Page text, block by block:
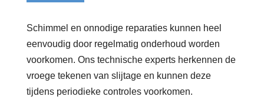
Schimmel en onnodige reparaties kunnen heel
eenvoudig door regelmatig onderhoud worden
voorkomen. Ons technische experts herkennen de
vroege tekenen van slijtage en kunnen deze
tijdens periodieke controles voorkomen.